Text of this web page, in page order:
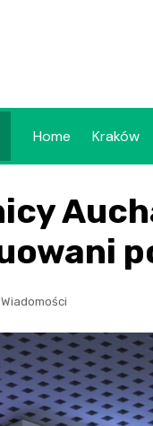
Home Kraków
Wiadomości